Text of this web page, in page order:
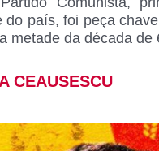
do país, foi peça
metade da década de
CEAUSESCU